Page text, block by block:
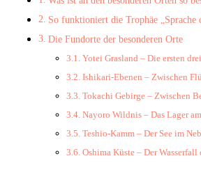
So funktioniert die Trophäe „Sprache
Die Fundorte der besonderen Orte
Yotei Grasland – Die ersten
Ishikari-Ebenen – Zwischen
Tokachi Gebirge – Zwischen
Nayoro Wildnis – Das Lager
Teshio-Kamm – Der See im
Oshima Küste – Der Wasserfall